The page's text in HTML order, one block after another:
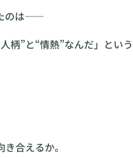
のは——
柄”と“情熱”なんだ」という
合えるか。